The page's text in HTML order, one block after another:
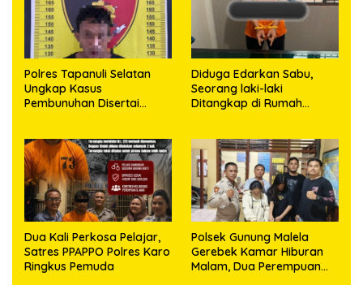
Polres Tapanuli Selatan
Ungkap Kasus
Pembunuhan Disertai
Ditangkap
Diduga Edarkan Sabu,
Seorang laki-laki
Ditangkap di Rumah
Puluhan Plastik Klip
Dua Kali Perkosa Pelajar,
Satres PPAPPO Polres Karo
Ringkus Pemuda
Polsek Gunung Malela
Gerebek Kamar Hiburan
Malam, Dua Perempuan